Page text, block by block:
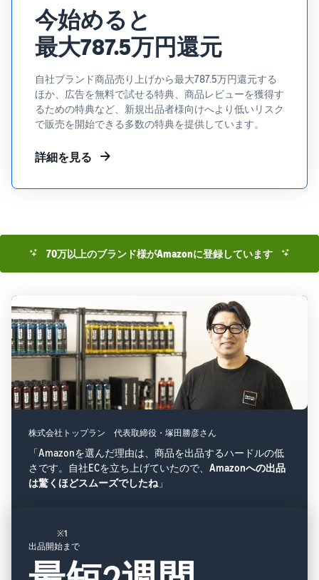
今始めると
最大787.5万円還元
自社ブランド商品売り上げから最大787.5万円還元する
ほか、広告を無料で試せる特典、商品レビューを獲得す
るための特典など、新規出品者様向けへより低いリスク
で販売を開始できる多数の特典を提供しています。
詳細を見る
70万以上のブランド様がAmazonに登録しています
株式会社トップラン 代表取締役・塚田勝彦さん
「Amazonを選んだ理由は、商品を出品するハードルの低
さです。自社ECを立ち上げていたので、 Amazonへの出品
は驚くほどスムーズでしたね 」
※1
出品開始まで